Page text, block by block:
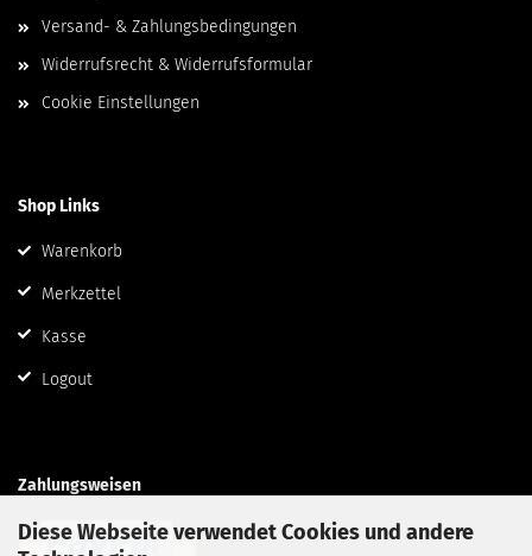
Diese Webseite verwendet Cookies und andere
Versand- & Zahlungsbedingungen
Widerrufsrecht & Widerrufsformular
Cookie Einstellungen
Shop Links
Warenkorb
Merkzettel
Kasse
Logout
Zahlungsweisen